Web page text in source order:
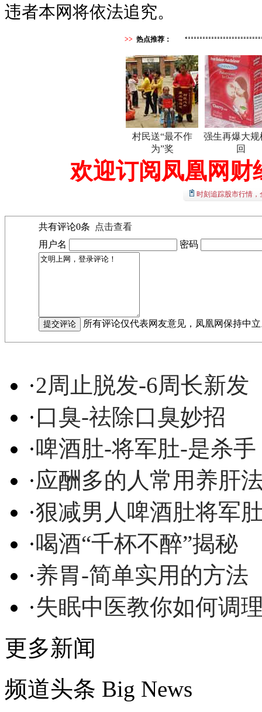
违者本网将依法追究。
>> 热点推荐：
村民送“最不作
为”奖
强生再爆大规
回
欢迎订阅凤凰网财
时刻追踪股市行情
共有评论0条
点击查看
用户名
密码
所有评论仅代表网友意见，凤凰网保持中
·2周止脱发-6周长新发
·口臭-祛除口臭妙招
·啤酒肚-将军肚-是杀手
·应酬多的人常用养肝
·狠减男人啤酒肚将军
·喝酒“千杯不醉”揭秘
·养胃-简单实用的方法
·失眠中医教你如何调
更多新闻
频道头条 Big News